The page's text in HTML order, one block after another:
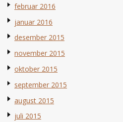
februar 2016
januar 2016
desember 2015
november 2015
oktober 2015
september 2015
august 2015
juli 2015